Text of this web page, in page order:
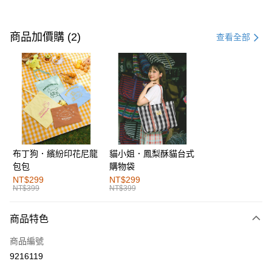
信用卡一次付款
購物金
超商取貨付款
LINE Pay
街口支付
運送方式
全家取貨付款
每筆NT$60，滿NT$1,000(含以上)免運費
付款後全家取貨
萊爾富取貨付款
商品加價購 (2) 查看全部
布丁狗．繽紛印花尼龍
包包
NT$299
NT$399
貓小姐．鳳梨酥貓台式
購物袋
NT$299
NT$399
商品特色
商品編號
9216119